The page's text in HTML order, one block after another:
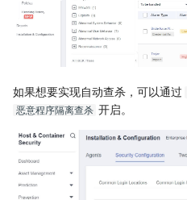
如果想要实现自动查杀，可以通过
恶意程序隔离查杀 开启。